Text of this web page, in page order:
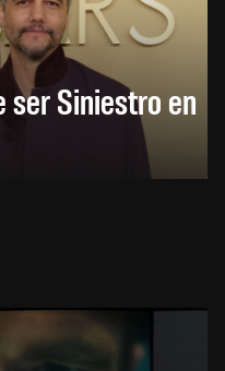
ser Siniestro en